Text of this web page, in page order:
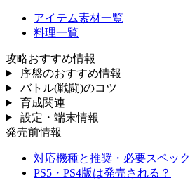
アイテム素材一覧
料理一覧
攻略おすすめ情報
序盤のおすすめ情報
バトル(戦闘)のコツ
育成関連
設定・端末情報
発売前情報
対応機種と推奨・必要スペック
PS5・PS4版は発売される？